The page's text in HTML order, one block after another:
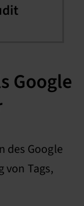
Google
des Google
von Tags,